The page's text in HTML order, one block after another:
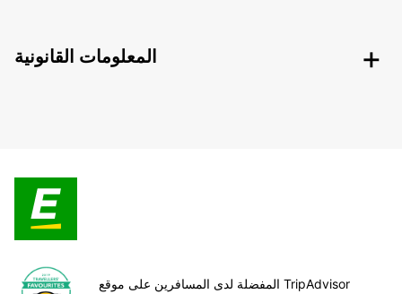
المعلومات القانونية
المفضلة لدى المسافرين على موقع TripAdvisor